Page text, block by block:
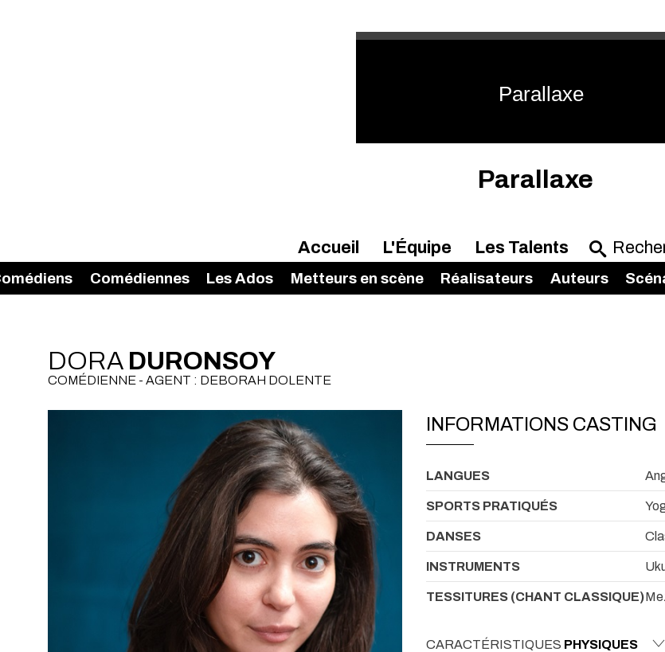
Parallaxe
Parallaxe
Accueil L'Équipe Les Talents
Comédiennes Les Ados Metteurs en scène Réalisateurs Auteurs
DORA DURONSOY
COMÉDIENNE - AGENT : DEBORAH DOLENTE
INFORMATIONS CASTING
LANGUES
SPORTS PRATIQUÉS
DANSES
INSTRUMENTS
TESSITURES (CHANT CLASSIQUE)
CARACTÉRISTIQUES PHYSIQUES